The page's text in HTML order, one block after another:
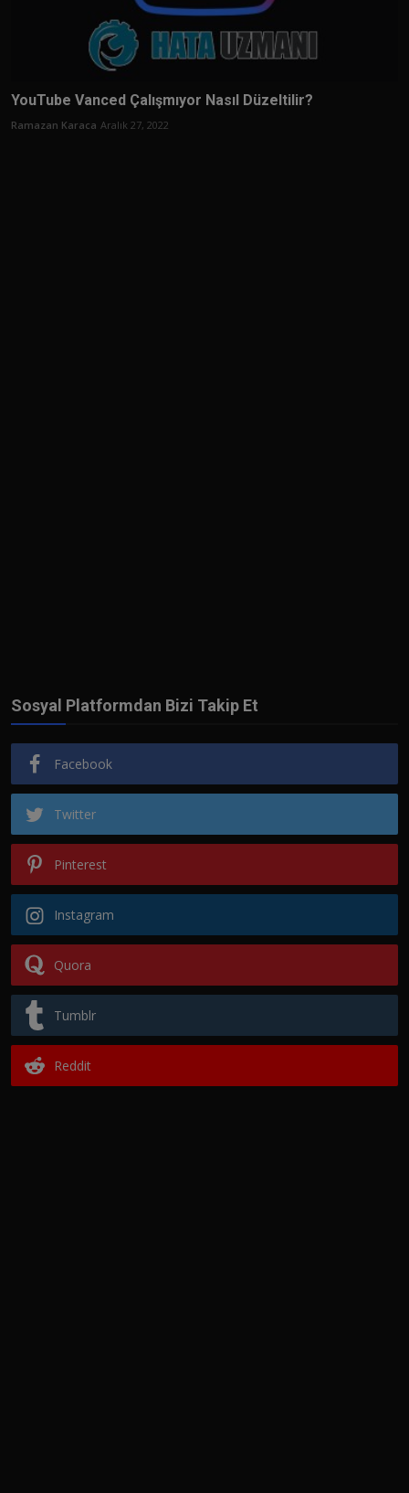
YouTube Vanced Çalışmıyor Nasıl Düzeltilir?
Ramazan Karaca Aralık 27, 2022
Sosyal Platformdan Bizi Takip Et
Facebook
Twitter
Pinterest
Instagram
Quora
Tumblr
Reddit